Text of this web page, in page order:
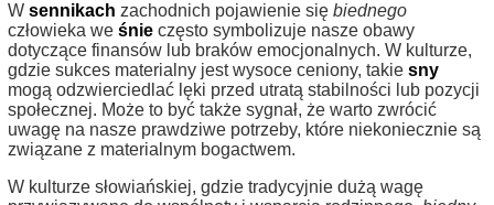
W sennikach zachodnich pojawienie się biednego
człowieka we śnie często symbolizuje nasze obawy
dotyczące finansów lub braków emocjonalnych. W kulturze,
gdzie sukces materialny jest wysoce ceniony, takie sny
mogą odzwierciedlać lęki przed utratą stabilności lub pozycji
społecznej. Może to być także sygnał, że warto zwrócić
uwagę na nasze prawdziwe potrzeby, które niekoniecznie są
związane z materialnym bogactwem.
W kulturze słowiańskiej, gdzie tradycyjnie dużą wagę